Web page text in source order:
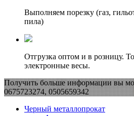
Выполняем порезку (газ,
пила)
Отгрузка оптом и в розницу.
электронные весы.
Получить больше информации вы
0675723274, 0505659342
Черный металлопрокат